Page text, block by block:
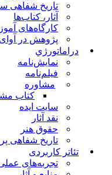
تاریخ شفاهی
آثار، کتاب‌ها
کارگاه‌های
پژوهش در
دراماتورژي
نمایش‌نامه
فیلم‌نامه
مشاوره
کتاب
سایت ایده
نقد آثار
حقوق هنر
تاریخ شفاهی
تئاتر کاربردی
تجربه‌های